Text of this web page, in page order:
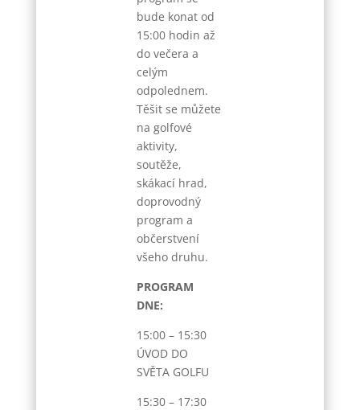
bude konat od
15:00 hodin až
do večera a
celým
odpolednem.
Těšit se můžete
na golfové
aktivity,
soutěže,
skákací hrad,
doprovodný
program a
občerstvení
všeho druhu.
PROGRAM
DNE:
15:00 – 15:30
ÚVOD DO
SVĚTA GOLFU
15:30 – 17:30